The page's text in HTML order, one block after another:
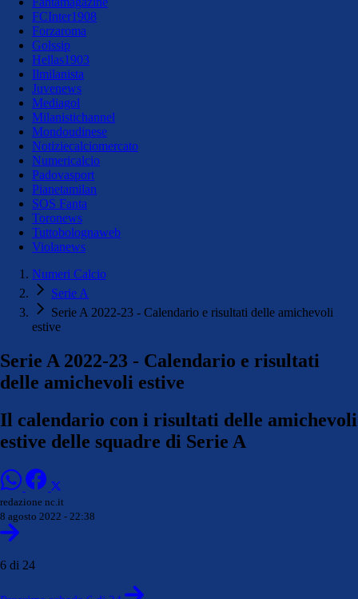
FCInter1908
Forzaroma
Golssip
Hellas1903
Ilmilanista
Juvenews
Mediagol
Milanistichannel
Mondoudinese
Notiziecalciomercato
Numericalcio
Padovasport
Pianetamilan
SOS Fanta
Toronews
Tuttobolognaweb
Violanews
Numeri Calcio
Serie A
Serie A 2022-23 - Calendario e risultati delle amichevoli
estive
Serie A 2022-23 - Calendario e risultati
delle amichevoli estive
Il calendario con i risultati delle amichevoli
estive delle squadre di Serie A
redazione nc.it
8 agosto 2022 - 22:38
6 di 24